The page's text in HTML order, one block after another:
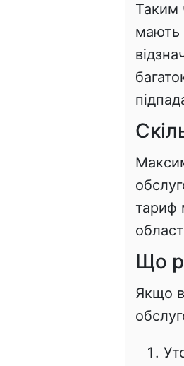
Таким
мають
тариф
Що
Якщо